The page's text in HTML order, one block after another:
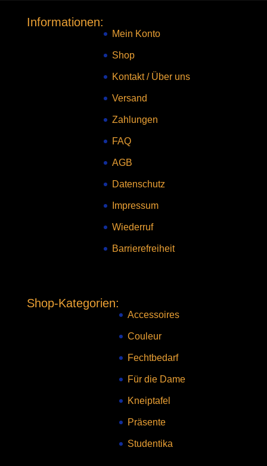
Informationen:
Mein Konto
Shop
Kontakt/ Über uns
Versand
Zahlungen
FAQ
AGB
Datenschutz
Impressum
Wiederruf
Barrierefreiheit
Shop-Kategorien:
Accessoires
Couleur
Fechtbedarf
Für die Dame
Kneiptafel
Präsente
Studentika